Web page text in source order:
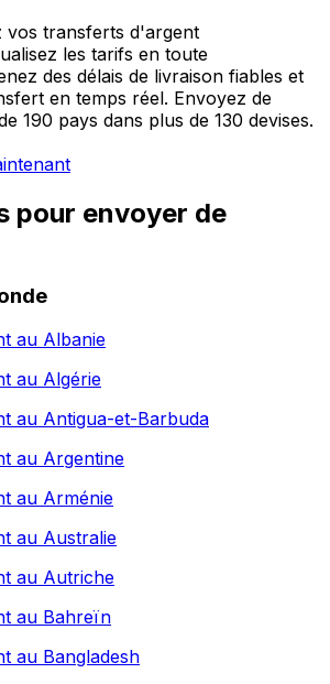
vos transferts d'argent
les tarifs en toute
des délais de livraison fiables et
en temps réel. Envoyez de
190 pays dans plus de 130 devises.
pour envoyer de
au Albanie
au Algérie
au Antigua-et-Barbuda
au Argentine
au Arménie
au Australie
au Autriche
au Bahreïn
au Bangladesh